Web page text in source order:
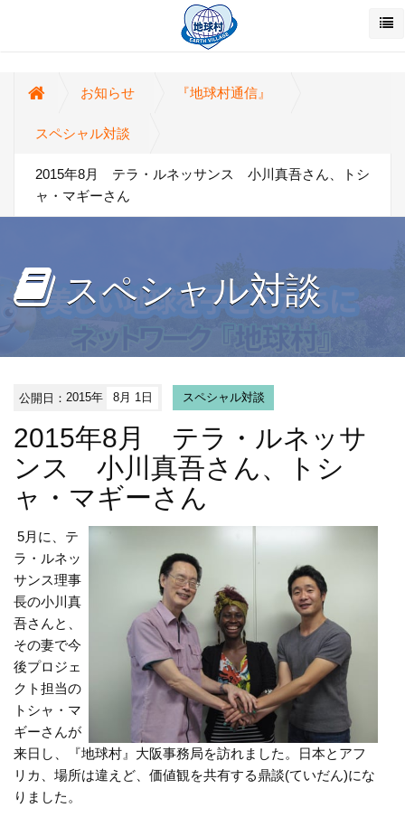
お知らせ 『地球村通信』
スペシャル対談
2015年8月 テラ・ルネッサンス 小川真吾さん、トシ
ャ・マギーさん
スペシャル対談
公開日：2015年 8月 1日 スペシャル対談
2015年8月 テラ・ルネッサ
ンス 小川真吾さん、トシ
ャ・マギーさん
5月に、テ
ラ・ルネッ
サンス理事
長の小川真
吾さんと、
その妻で今
後プロジェ
クト担当の
トシャ・マ
ギーさんが
来日し、『地球村』大阪事務局を訪れました。日本とアフ
リカ、場所は違えど、価値観を共有する鼎談(ていだん)にな
りました。